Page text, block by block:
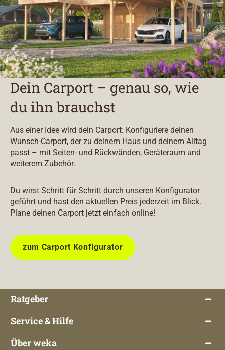
Dein Carport – genau so, wie
du ihn brauchst
Aus einer Idee wird dein Carport: Konfiguriere deinen
Wunsch-Carport, der zu deinem Haus und deinem Alltag
passt – mit Seiten- und Rückwänden, Geräteraum und
weiterem Zubehör.
Du wirst Schritt für Schritt durch unseren Konfigurator
geführt und hast den aktuellen Preis jederzeit im Blick.
Plane deinen Carport jetzt einfach online!
zum Carport Konfigurator
Ratgeber
Service & Hilfe
Über weka